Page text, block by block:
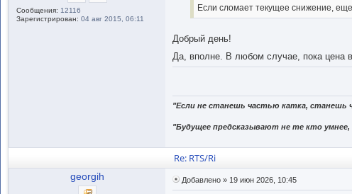
Сообщения: 12116
Зарегистрирован: 04 авг 2015, 06:11
Если сломает текущее снижение,
Добрый день!
Да, вполне. В любом случае, пока цена
"Если не станешь частью катка, станешь
"Будущее предсказывают не те кто
Re: RTS/Ri
georgih Добавлено » 19 июн 2026, 10:45